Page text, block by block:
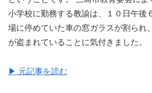
小学校に勤務する教諭は、１０日午後
場に停めていた車の窓ガラスが割られ
が盗まれていることに気付きました。
▶ 元記事を読む